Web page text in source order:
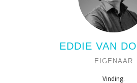
EDDIE VAN
EIGENAAR
Vinding.